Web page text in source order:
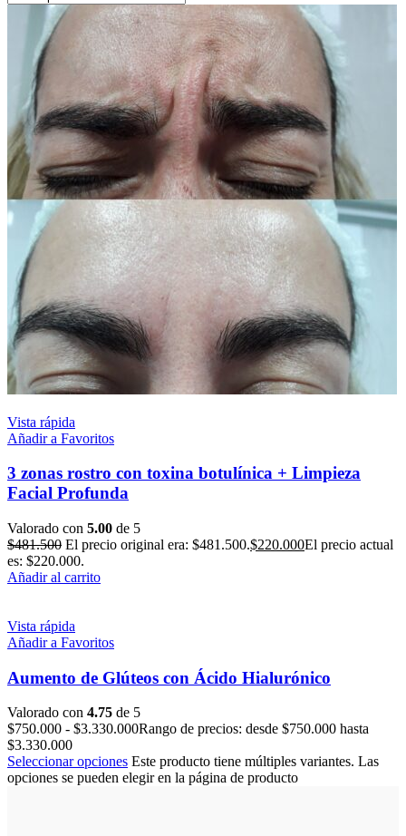
Vista rápida
Añadir a Favoritos
3 zonas rostro con toxina botulínica + Limpieza
Facial Profunda
Valorado con 5.00 de 5
$481.500 El precio original era: $481.500.$220.000El precio actual
es: $220.000.
Añadir al carrito
Vista rápida
Añadir a Favoritos
Aumento de Glúteos con Ácido Hialurónico
Valorado con 4.75 de 5
$750.000 - $3.330.000Rango de precios: desde $750.000 hasta
$3.330.000
Seleccionar opciones Este producto tiene múltiples variantes. Las
opciones se pueden elegir en la página de producto